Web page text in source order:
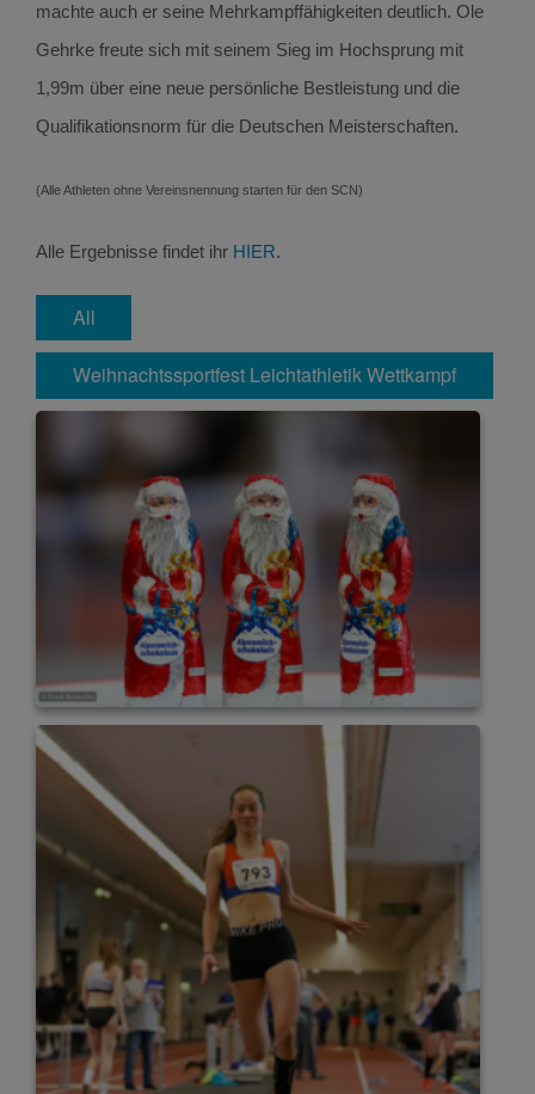
machte auch er seine Mehrkampffähigkeiten deutlich. Ole
Gehrke freute sich mit seinem Sieg im Hochsprung mit
1,99m über eine neue persönliche Bestleistung und die
Qualifikationsnorm für die Deutschen Meisterschaften.
(Alle Athleten ohne Vereinsnennung starten für den SCN)
Alle Ergebnisse findet ihr HIER.
All
Weihnachtssportfest Leichtathletik Wettkampf
(21.12.2019)